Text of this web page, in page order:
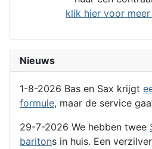
klik hier voor
Nieuws
1-8-2026 Bas en Sax krijgt
formule, maar de service
29-7-2026 We hebben twee
baritons in huis. Een